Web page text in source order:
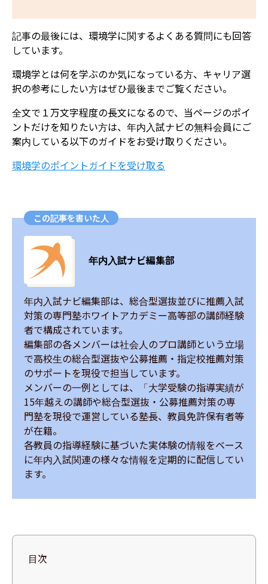
記事の最後には、環境学に関するよくある質問にも回答
しています。
環境学とは何を学ぶのか気になっている方、キャリア選
択の参考にしたい方はぜひ最後までご覧ください。
全文で１万文字程度の長文になるので、当ページのポイ
ントだけを知りたい方は、年内入試ナビの無料会員にご
案内している以下のガイドをお受け取りください。
​環境学のポイントガイドを受け取る
この記事を書いた人
年内入試ナビ編集部
年内入試ナビ編集部は、総合型選抜並びに推薦入試
対策の専門塾ホワイトアカデミー高等部の講師経験
者で構成されています。
編集部の各メンバーは社会人のプロ講師という立場
で高校生の総合型選抜や公募推薦・指定校推薦対策
のサポートを現役で担当しています。
メンバーの一例としては、「大学受験の指導実績が
15年越えの講師や総合型選抜・公募推薦対策の専
門塾を現役で運営している塾長、教員免許保有者等
が在籍。
各教員の指導経験に基づいた実体験の情報をベース
に年内入試関連の様々な情報を定期的に配信してい
ます。
目次